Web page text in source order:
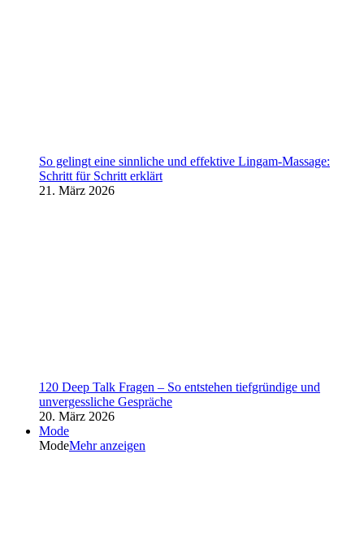
So gelingt eine sinnliche und effektive Lingam-Massage:
Schritt für Schritt erklärt
21. März 2026
120 Deep Talk Fragen – So entstehen tiefgründige und
unvergessliche Gespräche
20. März 2026
Mode
ModeMehr anzeigen